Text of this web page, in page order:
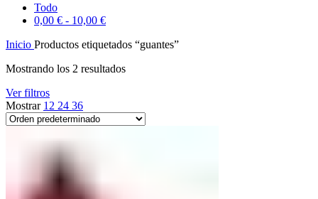
Todo
0,00 € - 10,00 €
Inicio Productos etiquetados “guantes”
Mostrando los 2 resultados
Ver filtros
Mostrar 12 24 36